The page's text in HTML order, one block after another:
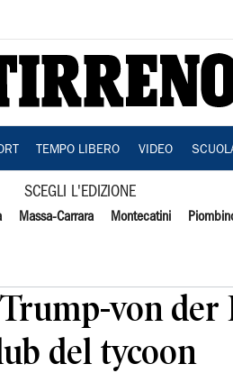
TEMPO LIBERO VIDEO
SCEGLI L'EDIZIONE
Massa-Carrara Montecatini
von der
del tycoon